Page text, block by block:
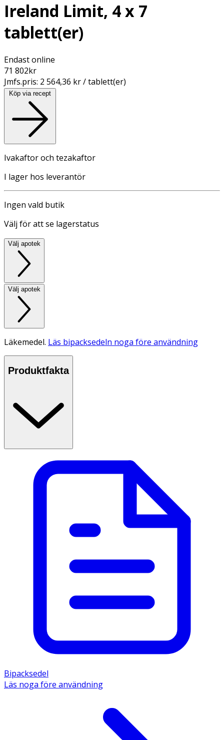
Ireland Limit, 4 x 7
tablett(er)
Endast online
71 802kr
Jmfs.pris: 2 564,36 kr / tablett(er)
Köp via recept
Ivakaftor och tezakaftor
I lager hos leverantör
Ingen vald butik
Välj för att se lagerstatus
Välj apotek
Välj apotek
Läkemedel. Läs bipacksedeln noga före användning
Produktfakta
Bipacksedel
Läs noga före användning